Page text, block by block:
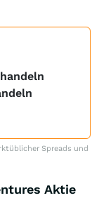
Spreads und
Aktie